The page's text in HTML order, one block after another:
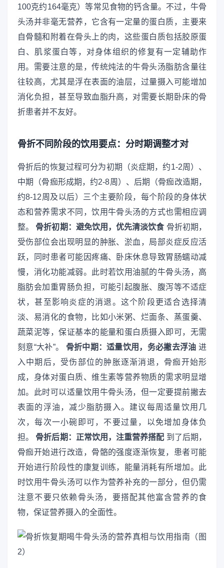
100克约164毫克）等常见食物的钙含量。不过，牛骨
头汤并非毫无营养，它含有一定量的蛋白质，主要来
自骨髓和附着在骨头上的肉，这些蛋白质包括胶原蛋
白、肌浆蛋白等，对身体组织的修复有一定辅助作
用。需要注意的是，传统炖法的牛骨头汤脂肪含量往
往较高，尤其是浮在表面的油层，过量摄入可能增加
消化负担，甚至导致血脂升高，对需要长期卧床的骨
折患者并不友好。
骨折不同阶段的饮用要点：分时期调整才对
骨折后的恢复过程可分为初期（炎症期，约1-2周）、
中期（骨痂形成期，约2-8周）、后期（骨痂改造期，
约8-12周及以后）三个主要阶段，每个阶段的身体状
态和营养需求不同，饮用牛骨头汤的方式也需相应调
整。 骨折初期：避免饮用，优先清淡饮食骨折初期，
受伤部位会出现明显的肿胀、淤血，局部炎症反应活
跃，同时患者可能因疼痛、卧床休息导致胃肠蠕动减
慢，消化功能减弱。此时若饮用油腻的牛骨头汤，高
脂肪会加重胃肠负担，可能引起腹胀、腹泻等不适症
状，甚至影响炎症的消退。这个阶段更适合选择清
淡、易消化的食物，比如小米粥、烂面条、蒸蛋羹、
蔬菜泥等，保证基本的能量和蛋白质摄入即可，无需
刻意“大补”。 骨折中期：适量饮用，务必撇去浮油 进
入中期后，受伤部位的肿胀逐渐消退，骨痂开始形
成，身体对蛋白质、维生素等营养物质的需求明显增
加。此时可以适量饮用牛骨头汤，但一定要提前撇去
表面的浮油，减少脂肪摄入。建议每周适量饮用几
次，每次一小碗即可，不要过量，以免增加身体负
担。 骨折后期：正常饮用，注重营养搭配 到了后期，
骨痂开始进行改造，骨骼的强度逐渐恢复，患者可能
开始进行阶段性的康复训练，能量消耗有所增加。此
时饮用牛骨头汤可以作为营养补充的一部分，但仍需
注意不要只依赖骨头汤，要搭配其他富含营养的食
物，保证营养摄入的全面性。